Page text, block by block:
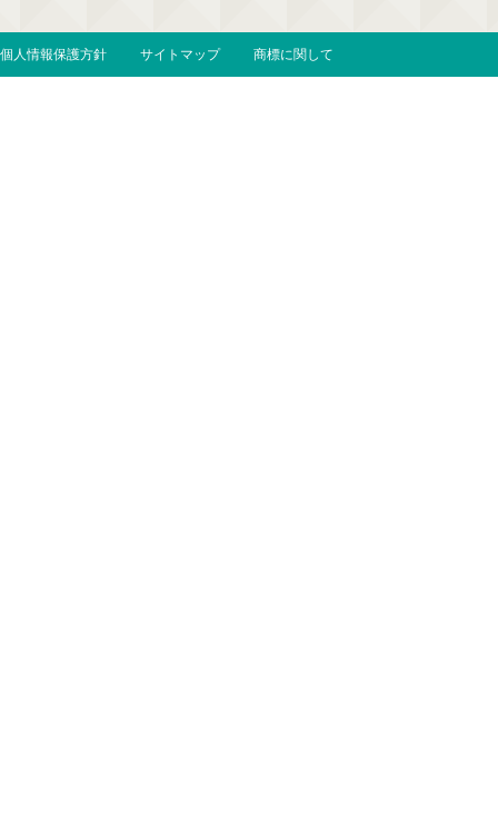
個人情報保護方針 サイトマップ 商標に関して